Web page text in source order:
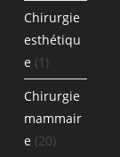
Chirurgie
esthétiqu
e (1)
Chirurgie
mammair
e (20)